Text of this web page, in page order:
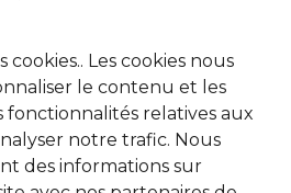
cookies.. Les cookies nous
le contenu et les
fonctionnalités relatives aux
notre trafic. Nous
des informations sur